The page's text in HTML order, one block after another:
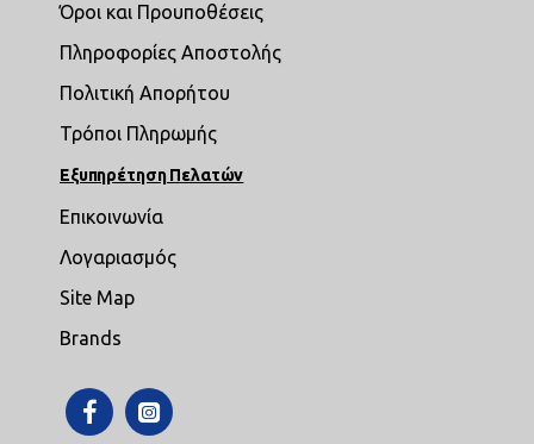
Όροι και Προυποθέσεις
Πληροφορίες Αποστολής
Πολιτική Απορήτου
Τρόποι Πληρωμής
Εξυπηρέτηση Πελατών
Επικοινωνία
Λογαριασμός
Site Map
Brands